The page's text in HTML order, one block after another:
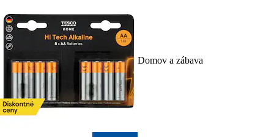
Domov a zábava